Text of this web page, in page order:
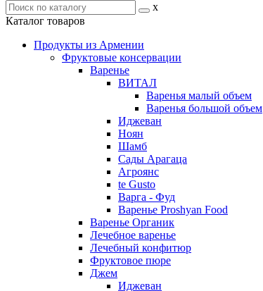
x
Каталог товаров
Продукты из Армении
Фруктовые консервации
Варенье
ВИТАЛ
Варенья малый объем
Варенья большой объем
Иджеван
Ноян
Шамб
Сады Арагаца
Агроянс
te Gusto
Варга - Фуд
Варенье Proshyan Food
Варенье Органик
Лечебное варенье
Лечебный конфитюр
Фруктовое пюре
Джем
Иджеван